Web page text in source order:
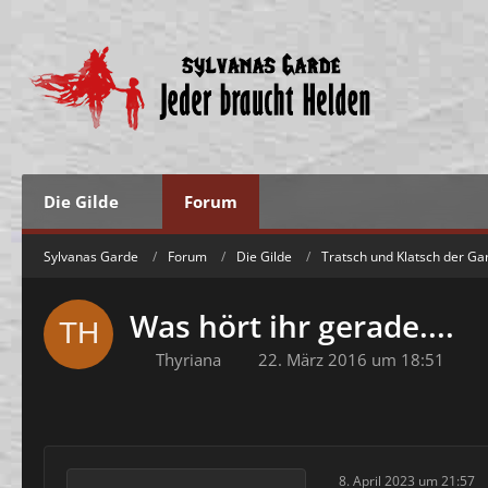
Die Gilde Forum
Sylvanas Garde Forum Die Gilde Tratsch und Klatsch der
Was hört ihr gerade....
Thyriana 22. März 2016 um 18:51
8. April 2023 um 21:57